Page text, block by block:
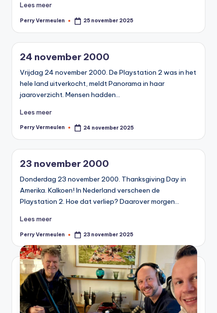
Lees meer
Geplaatst
Perry Vermeulen 25 november 2025
24 november 2000
Vrijdag 24 november 2000. De Playstation 2 was in het
hele land uitverkocht, meldt Panorama in haar
jaaroverzicht. Mensen hadden…
Lees meer
Geplaatst
Perry Vermeulen 24 november 2025
23 november 2000
Donderdag 23 november 2000. Thanksgiving Day in
Amerika. Kalkoen! In Nederland verscheen de
Playstation 2. Hoe dat verliep? Daarover morgen…
Lees meer
Geplaatst
Perry Vermeulen 23 november 2025